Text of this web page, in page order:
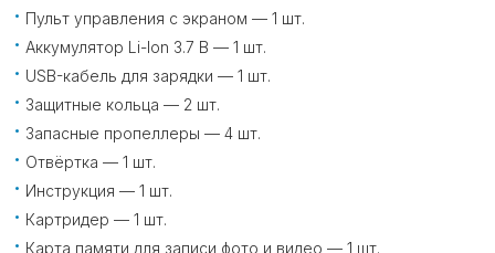
Пульт управления с экраном — 1 шт.
Аккумулятор Li-Ion 3.7 В — 1 шт.
USB-кабель для зарядки — 1 шт.
Защитные кольца — 2 шт.
Запасные пропеллеры — 4 шт.
Отвёртка — 1 шт.
Инструкция — 1 шт.
Картридер — 1 шт.
Карта памяти для записи фото и видео — 1 шт.